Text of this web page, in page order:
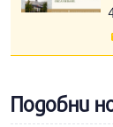
Подобни